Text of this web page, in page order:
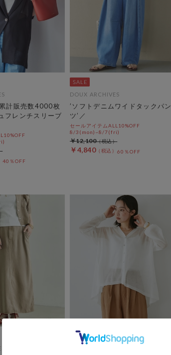
計販売数4000枚
フレンチスリーブ
40％OFF
DOUX ARCHIVES
’ソフトデニムワイドタックパン
ツ’／
セールアイテムALL10%OFF
8/3(mon)~8/7(fri)
￥4,840 60％OFF
￥12,100